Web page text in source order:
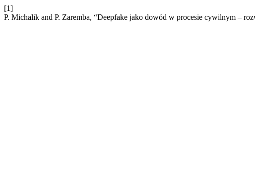
[1]
P. Michalik and P. Zaremba, “Deepfake jako dowód w procesie cywilnym –